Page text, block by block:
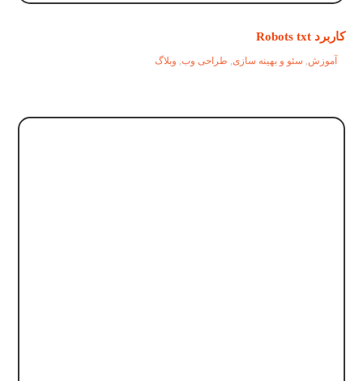
کاربرد Robots txt
آموزش, سئو و بهینه سازی, طراحی وب, وبلاگ